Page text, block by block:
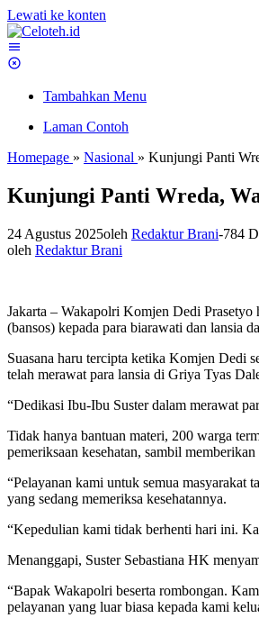
Lewati ke konten
Tambahkan Menu
Laman Contoh
Homepage » Nasional » Kunjungi Panti
Kunjungi Panti Wreda,
24 Agustus 2025oleh Redaktur Brani-784
oleh Redaktur Brani
Jakarta – Wakapolri Komjen Dedi
(bansos) kepada para biarawati dan lansia
Suasana haru tercipta ketika Komjen Dedi
telah merawat para lansia di Griya Tyas
“Dedikasi Ibu-Ibu Suster dalam merawat
Tidak hanya bantuan materi, 200 warga
pemeriksaan kesehatan, sambil memberikan
“Pelayanan kami untuk semua masyarakat
yang sedang memeriksa kesehatannya.
“Kepedulian kami tidak berhenti hari ini.
Menanggapi, Suster Sebastiana HK
“Bapak Wakapolri beserta rombongan.
pelayanan yang luar biasa kepada kami